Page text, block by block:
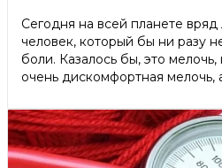
Сегодня на всей планете вряд
человек, который бы ни разу
боли. Казалось бы, это
очень дискомфортная мелочь,